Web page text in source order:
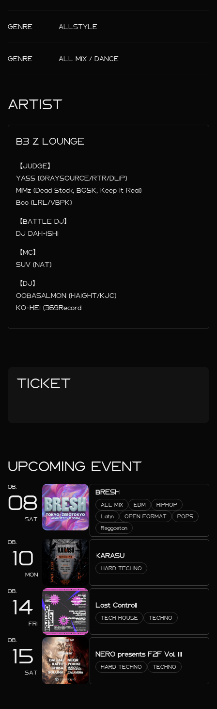
GENRE ALLSTYLE
GENRE ALL MIX / DANCE
ARTIST
B3 Z LOUNGE
【JUDGE】
YASS (GRAYSOURCE/RTR/DLiP)
MiMz (Dead Stock, BGSK, Keep It Real)
Boo (LRL/VBPK)
【BATTLE DJ】
DJ DAH-ISHI
【MC】
SUV (NAT)
【DJ】
OOBASALMON (HAIGHT/KJC)
KO-HEI (369Record
TICKET
UPCOMING EVENT
08.
08
SAT
BRESH
ALL MIX EDM HIPHOP
Latin OPEN FORMAT POPS
Reggaeton
08.
10
MON
KARASU
HARD TECHNO
08.
14
FRI
Lost Controll
TECH HOUSE TECHNO
08.
15
SAT
NERO presents F2F Vol. III
HARD TECHNO TECHNO